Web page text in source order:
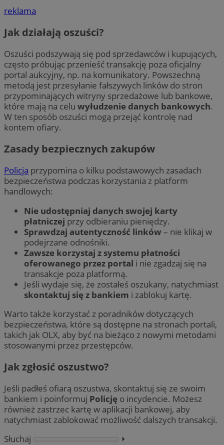
reklama
Jak działają oszuści?
Oszuści podszywają się pod sprzedawców i kupujących,
często próbując przenieść transakcję poza oficjalny
portal aukcyjny, np. na komunikatory. Powszechną
metodą jest przesyłanie fałszywych linków do stron
przypominających witryny sprzedażowe lub bankowe,
które mają na celu wyłudzenie danych bankowych.
W ten sposób oszuści mogą przejąć kontrolę nad
kontem ofiary.
Zasady bezpiecznych zakupów
Policja przypomina o kilku podstawowych zasadach
bezpieczeństwa podczas korzystania z platform
handlowych:
Nie udostępniaj danych swojej karty
płatniczej przy odbieraniu pieniędzy.
Sprawdzaj autentyczność linków – nie klikaj w
podejrzane odnośniki.
Zawsze korzystaj z systemu płatności
oferowanego przez portal i nie zgadzaj się na
transakcje poza platformą.
Jeśli wydaje się, że zostałeś oszukany, natychmiast
skontaktuj się z bankiem i zablokuj kartę.
Warto także korzystać z poradników dotyczących
bezpieczeństwa, które są dostępne na stronach portali,
takich jak OLX, aby być na bieżąco z nowymi metodami
stosowanymi przez przestępców.
Jak zgłosić oszustwo?
Jeśli padłeś ofiarą oszustwa, skontaktuj się ze swoim
bankiem i poinformuj Policję o incydencie. Możesz
również zastrzec kartę w aplikacji bankowej, aby
natychmiast zablokować możliwość dalszych transakcji.
Słuchaj
⏵︎